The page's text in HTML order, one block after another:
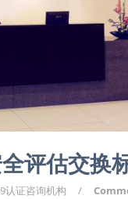
评估交换
认证咨询机构 /